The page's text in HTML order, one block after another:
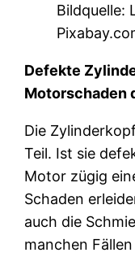
Bildquelle:
Defekte
Motorschaden
Die
Teil. Ist sie
Motor zügig
Schaden
auch die
manchen